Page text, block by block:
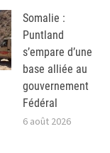
Somalie :
Puntland
s’empare d’une
base alliée au
gouvernement
Fédéral
6 août 2026